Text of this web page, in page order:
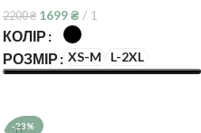
2200₴ 1699₴ 1
КОЛІР
РОЗМІР
XS-M L-2XL
-23%